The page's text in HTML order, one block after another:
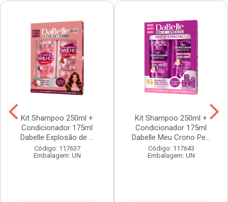
Kit Shampoo 250ml +
Condicionador 175ml
Dabelle Explosão de ...
Código: 117637
Embalagem: UN
Kit Shampoo 250ml +
Condicionador 175ml
Dabelle Meu Crono Pe...
Código: 117643
Embalagem: UN